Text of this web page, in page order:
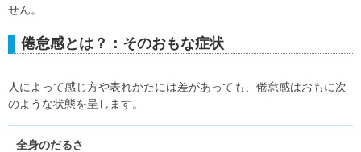
せん。
倦怠感とは？：そのおもな症状
人によって感じ方や表れかたには差があっても、倦怠感はおもに次
のような状態を呈します。
全身のだるさ